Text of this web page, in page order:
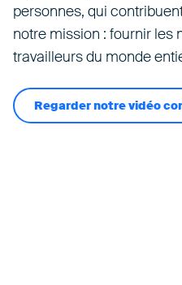
personnes, qui
notre mission : fournir les
travailleurs du monde
Regarder notre vidéo